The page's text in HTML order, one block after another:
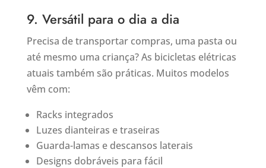
9. Versátil para o dia a dia
Precisa de transportar compras, uma pasta ou
até mesmo uma criança? As bicicletas elétricas
atuais também são práticas. Muitos modelos
vêm com:
Racks integrados
Luzes dianteiras e traseiras
Guarda-lamas e descansos laterais
Designs dobráveis para fácil